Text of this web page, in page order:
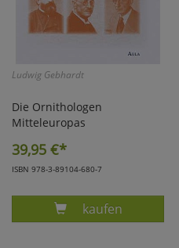
Ludwig Gebhardt
Die Ornithologen
Mitteleuropas
39,95 €*
ISBN 978-3-89104-680-7
Produkt
kaufen